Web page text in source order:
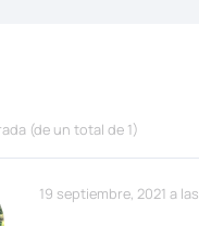
(de un total de 1)
19 septiembre, 2021 a